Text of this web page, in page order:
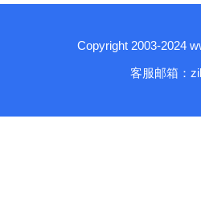
Copyright 2003-2024
客服邮箱：